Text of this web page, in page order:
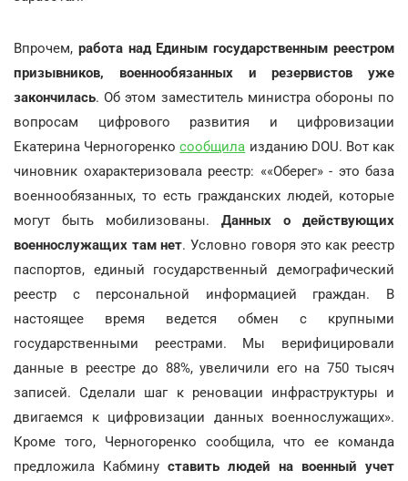
Впрочем, работа над Единым государственным реестром
призывников, военнообязанных и резервистов уже
закончилась. Об этом заместитель министра обороны по
вопросам цифрового развития и цифровизации
Екатерина Черногоренкосообщила изданию DOU. Вот как
чиновник охарактеризовала реестр: ««Оберег» - это база
военнообязанных, то есть гражданских людей, которые
могут быть мобилизованы. Данных о действующих
военнослужащих там нет. Условно говоря это как реестр
паспортов, единый государственный демографический
реестр с персональной информацией граждан. В
настоящее время ведется обмен с крупными
государственными реестрами. Мы верифицировали
данные в реестре до 88%, увеличили его на 750 тысяч
записей. Сделали шаг к реновации инфраструктуры и
двигаемся к цифровизации данных военнослужащих».
Кроме того, Черногоренко сообщила, что ее команда
предложила Кабмину ставить людей на военный учет